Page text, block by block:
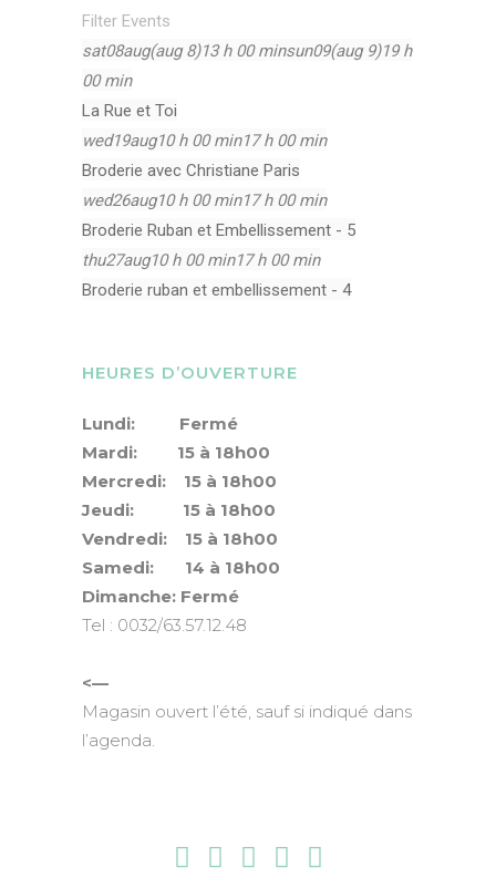
Filter Events
sat08aug(aug 8)13 h 00 minsun09(aug 9)19 h
00 min
La Rue et Toi
wed19aug10 h 00 min17 h 00 min
Broderie avec Christiane Paris
wed26aug10 h 00 min17 h 00 min
Broderie Ruban et Embellissement - 5
thu27aug10 h 00 min17 h 00 min
Broderie ruban et embellissement - 4
HEURES D’OUVERTURE
Lundi: Fermé
Mardi: 15 à 18h00
Mercredi: 15 à 18h00
Jeudi: 15 à 18h00
Vendredi: 15 à 18h00
Samedi: 14 à 18h00
Dimanche: Fermé
Tel : 0032/63.57.12.48
<—
Magasin ouvert l’été, sauf si indiqué dans
l’agenda.